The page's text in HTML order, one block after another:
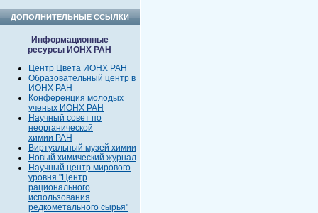
ДОПОЛНИТЕЛЬНЫЕ ССЫЛКИ
Информационные
ресурсы ИОНХ РАН
Центр Цвета ИОНХ РАН
Образовательный центр в
ИОНХ РАН
Конференция молодых
ученых ИОНХ РАН
Научный совет по
неорганической
химии РАН
Виртуальный музей химии
Новый химический журнал
Научный центр мирового
уровня "Центр
рационального
использования
редкометального сырья"